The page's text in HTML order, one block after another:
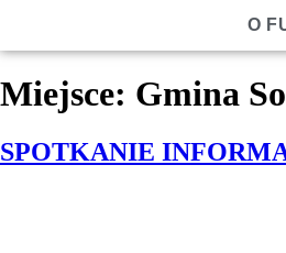
O
Miejsce: Gmina
SPOTKANIE